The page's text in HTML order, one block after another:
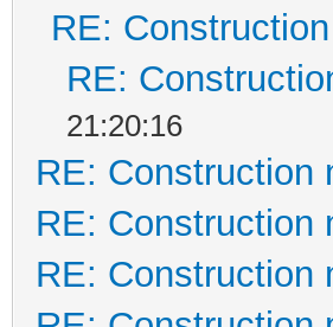
RE:
RE:
21:20:16
RE: Construction
RE: Construction
RE: Construction